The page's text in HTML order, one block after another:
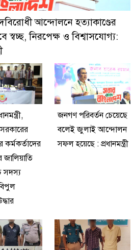
পুলিশ
আন্দোলনে হত্যাকাণ্ডের
স্বচ্ছ, নিরপেক্ষ ও বিশ্বাসযোগ্য:
সরকারের
কর্মকর্তাদের
জালিয়াতি
সদস্য
জনগণ পরিবর্তন চেয়েছে
বলেই জুলাই আন্দোলন
সফল হয়েছে : প্রধানমন্ত্রী